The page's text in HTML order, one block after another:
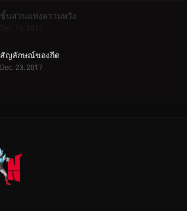
ชิ้นส่วนแห่งความหวัง
Dec. 16, 2017
สัญลักษณ์ของกีด
Dec. 23, 2017